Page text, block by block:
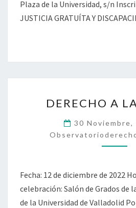
Plaza de la Universidad, s/n
JUSTICIA GRATUÍTA Y
A
LA
DERECHO A
30 Noviembre,
Fecha: 12 de diciembre de 2022
celebración: Salón de Grados de
de la Universidad de Valladolid